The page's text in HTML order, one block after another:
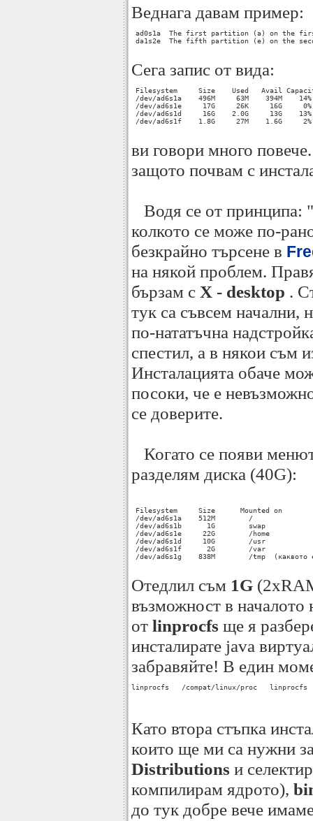
Веднага давам пример:
ad0s1a  The first partition (a) on the
da1s2e  The fifth partition (e) on the
Сега запис от вида:
Filesystem     Size    Used   Avail
/dev/ad6s1a    496M     63M    394M
/dev/ad6s1e     17G     26K     16G
/dev/ad6s1d     16G    2.0G     13G
/dev/ad6s1f    1.8G     27M    1.6G
ви говори много
защото почвам с
Водя се от принципа:
колкото се може по-
безкрайно търсене в
на някой проблем.
бързам с X - desktop .
тук са съвсем начални,
по-нататъчна
спестил, а в някои съм
Инсталацията обаче
посоки, че е
се доверите.
Когато се появи
разделям диска (40G):
Filesystem     Size      Mounted on
/dev/ad6s1a    512M        /
/dev/ad6s1b      1G        swap
/dev/ad6s1e     22G        /home
/dev/ad6s1d     10G        /usr
/dev/ad6s1f      2G        /var
/dev/ad6s1g    838M        /tmp  (каквото е
Отедлил съм 1G
възможност в
от linprocfs ще я
инсталирате java
забравяйте! В един
linprocfs   /compat/linux/proc
Като втора стъпка
които ще ми са нужни
Distributions и
компилирам ядрото),
до тук добре вече